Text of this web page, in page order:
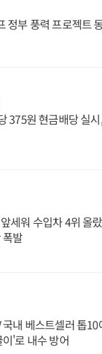
정부 풍력 프로젝트
375원 현금배당 실
세워 수입차 4위 올
폭발
내 베스트셀러 톱
'로 내수 방어